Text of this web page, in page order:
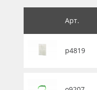
Арт.
р4819